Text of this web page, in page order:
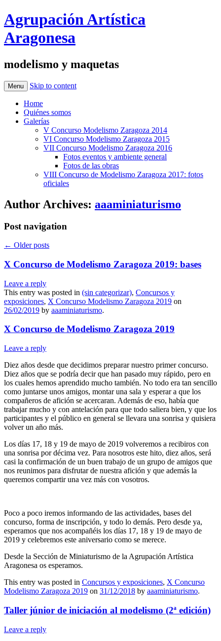
Agrupación Artística
Aragonesa
modelismo y maquetas
Menu Skip to content
Home
Quiénes somos
Galerías
V Concurso Modelismo Zaragoza 2014
VI Concurso Modelismo Zaragoza 2015
VII Concurso Modelismo Zaragoza 2016
Fotos eventos y ambiente general
Fotos de las obras
VIII Concurso de Modelismo Zaragoza 2017: fotos
oficiales
Author Archives: aaaminiaturismo
Post navigation
← Older posts
X Concurso de Modelismo Zaragoza 2019: bases
Leave a reply
This entry was posted in (sin categorizar), Concursos y
exposiciones, X Concurso Modelismo Zaragoza 2019 on
26/02/2019 by aaaminiaturismo.
X Concurso de Modelismo Zaragoza 2019
Leave a reply
Diez años desde que decidimos preparar nuestro primer concurso.
Diez años que se podría decir que han pasado muy rápido, pero en
los cuales hemos aprendido mucho también. No todo era tan sencillo
como juntarse unos amigos, montar una sala y esperar a que los
compañeros de afición se acercaran. Además de eso, había que
trabajar mucho y con antelación para que todo saliera bien, y que los
participantes y el público en general se llevara una sonrisa y quisiera
volver un año más.
Los días 17, 18 y 19 de mayo de 2019 volveremos a recibiros con
una sonrisa por décima vez. Para nosotros este hito, diez años, será
casi la confirmación de un buen trabajo de un grupo de amigos que
nos reunimos para disfrutar de nuestra afición y que además la
queremos compartir una vez más con vosotros.
Poco a poco iremos informando de las actividades, bases del
concurso, forma de inscripción, y todo lo demás. Pero desde ya,
esperamos que nos acompañéis los días 17, 18 y 19 de mayo de
2019 y celebremos este aniversario como se merece.
Desde la Sección de Miniaturismo de la Agrupación Artística
Aragonesa os esperamos.
This entry was posted in Concursos y exposiciones, X Concurso
Modelismo Zaragoza 2019 on 31/12/2018 by aaaminiaturismo.
Taller júnior de iniciación al modelismo (2ª edición)
Leave a reply